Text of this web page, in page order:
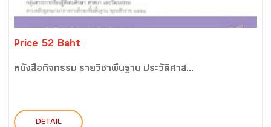
Price 52 Baht
หนังสือกิจกรรม รายวิชาพื้นฐาน ประวัติศาส...
DETAIL